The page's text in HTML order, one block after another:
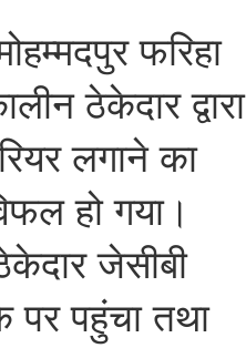
फरिहा
ठेकेदार द्वारा
लगाने का
हो गया।
जेसीबी
पहुंचा तथा